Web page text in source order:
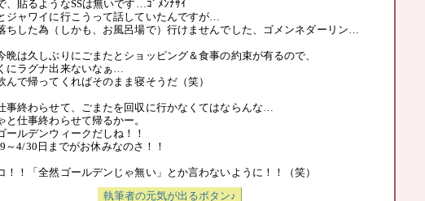
、貼るようなSSは無いです…ｺﾞﾒﾝﾅｻｲ
ジャワイに行こうって話していたんですが…
ちした為（しかも、お風呂場で）行けませんでした、ゴメンネダーリン…
晩は久しぶりにごまたとショッピング＆食事の約束が有るので、
にラグナ出来ないなぁ…
んで帰ってくればそのまま寝そうだ（笑）
事終わらせて、ごまたを回収に行かなくてはならんな…
と仕事終わらせて帰るかー。
ールデンウィークだしね！！
～4/30日までがお休みなのさ！！
！！「全然ゴールデンじゃ無い」とか言わないように！！（笑）